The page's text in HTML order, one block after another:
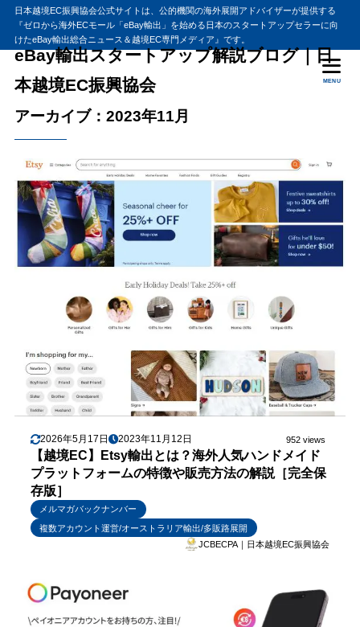
日本越境EC振興協会公式サイトは、公的機関の海外展開アドバイザーが提供する
『ゼロから海外ECモール「eBay輸出」を始める日本のスタートアップセラーに向
けたeBay輸出総合ニュース＆越境EC専門メディア』です。
eBay輸出スタートアップ解説ブログ｜日
本越境EC振興協会
MENU
アーカイブ：2023年11月
2026年5月17日 2023年11月12日 952 views
【越境EC】Etsy輸出とは？海外人気ハンドメイド
プラットフォームの特徴や販売方法の解説［完全保
存版］
メルマガバックナンバー
複数アカウント運営/オーストラリア輸出/多販路展開
JCBECPA｜日本越境EC振興協会